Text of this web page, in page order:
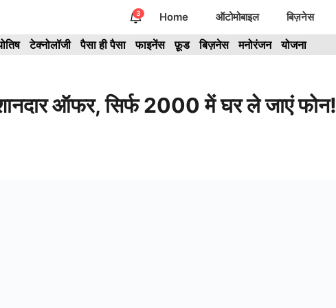
3 Home ऑटोमोबाइल बिज़नेस
टेक्नोलॉजी पैसा ही पैसा फाइनेंस फ़ूड बिज़नेस मनोरंजन योजना
ऑफर, सिर्फ 2000 में घर ले जाएं फोन!